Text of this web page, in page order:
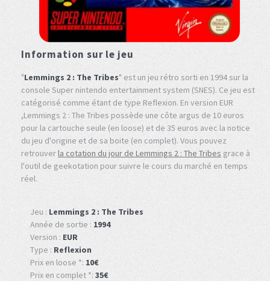
Information sur le jeu
"Lemmings 2 : The Tribes" est un jeu rétro sorti en 1994 sur la
console Super nintendo entertainment system (SNES). Ce jeu est
catégorisé comme étant de type Reflexion. En version EUR
,Lemmings 2 : The Tribes possède une côte argus de 10 euros
pour la cartouche seule (en loose) et de 35 euros avec la notice
du jeu d'origine et de sa boite (en complet). Vous pouvez
retrouverla cotation du jour de Lemmings 2 : The Tribes grace à
l'outil de geekotation pour suivre le cours du marché en temps
réel.
Jeu : Lemmings 2 : The Tribes
Année de sortie : 1994
Version : EUR
Type : Reflexion
Prix en loose *: 10€
Prix en complet *: 35€